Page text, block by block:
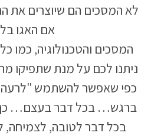
לא המסכים הם שיוצרים את
אם האגו
המסכים והטכנולוגיה, כמו
ניתנו לכם על מנת שתפיקו
כפי שאפשר להשתמש
ברגש… בכל דבר בעצם…
בכל דבר לטובה, לצמיחה,